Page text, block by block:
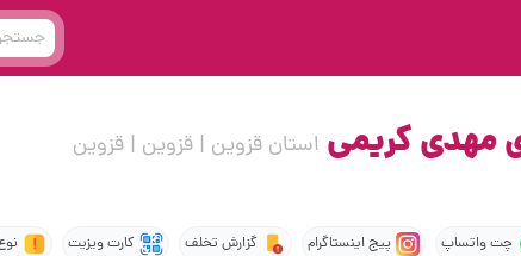
مهدی کریمی استان قزوین | قزوین | قزوین
چت واتساپ پیج اینستاگرام گزارش تخلف کارت ویزیت